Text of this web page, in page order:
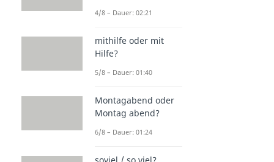
4/8 – Dauer: 02:21
mithilfe oder mit
Hilfe?
5/8 – Dauer: 01:40
Montagabend oder
Montag abend?
6/8 – Dauer: 01:24